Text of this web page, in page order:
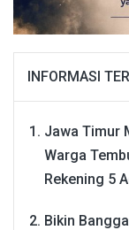
INFORMASI
Jawa Timur
Warga
Rekening 5
Bikin